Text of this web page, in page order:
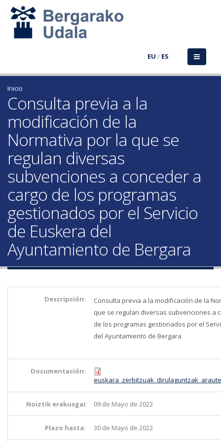
EU / ES
Inicio
Consulta previa a la
modificación de la
Normativa por la que se
regulan diversas
subvenciones a conceder a
cargo de los programas
gestionados por el Servicio
de Euskera del
Ayuntamiento de Bergara
Descripción:
Consulta previa a la modificación de la
que se regulan diversas subvenciones a
de los programas gestionados por el
del Ayuntamiento de Bergara
Documentación:
Noiztik erakusgai: 09 de Mayo de 2022
Plazo hasta: 30 de Mayo de 2022